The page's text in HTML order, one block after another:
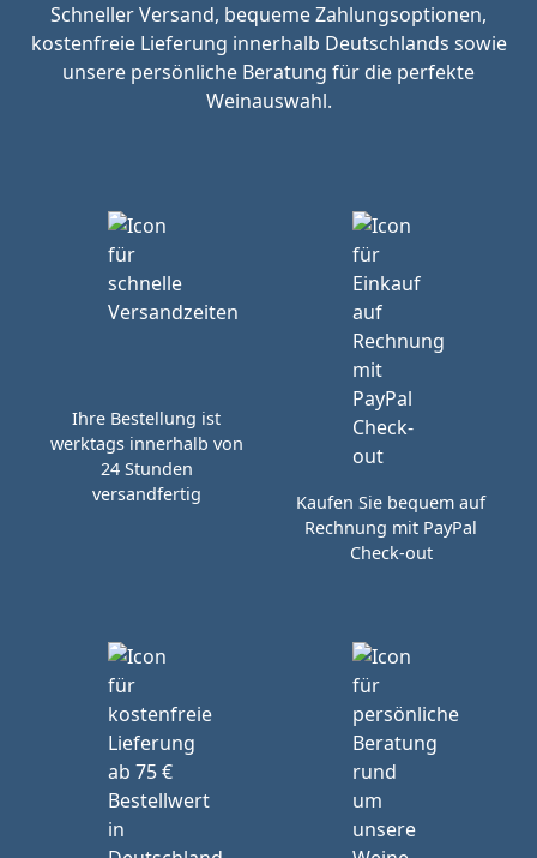
Schneller Versand, bequeme Zahlungsoptionen,
kostenfreie Lieferung innerhalb Deutschlands sowie
unsere persönliche Beratung für die perfekte
Weinauswahl.
Ihre Bestellung ist
werktags innerhalb von
24 Stunden
versandfertig
Kaufen Sie bequem auf
Rechnung mit PayPal
Check-out